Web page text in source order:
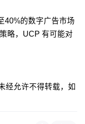
40%的数字广告市场
略，UCP 有可能对
经允许不得转载，如